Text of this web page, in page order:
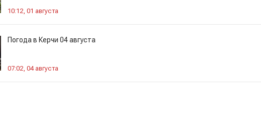
10:12, 01 августа
Погода в Керчи 04 августа
07:02, 04 августа